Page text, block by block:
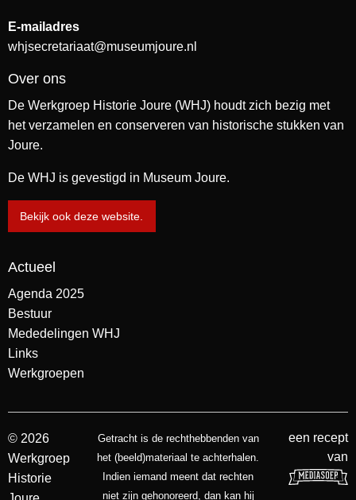
E-mailadres
whjsecretariaat@museumjoure.nl
Over ons
De Werkgroep Historie Joure (WHJ) houdt zich bezig met
het verzamelen en conserveren van historische stukken van
Joure.
De WHJ is gevestigd in Museum Joure.
Bekijk ook deze website.
Actueel
Agenda 2025
Bestuur
Mededelingen WHJ
Links
Werkgroepen
© 2026
Werkgroep
Historie
Getracht is de rechthebbenden van
het (beeld)materiaal te achterhalen.
Indien iemand meent dat rechten
niet zijn gehonoreerd, dan kan hij
een recept
van